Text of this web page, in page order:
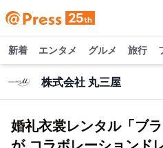
新着 エンタメ グルメ 旅行
株式会社 丸三屋
婚礼衣裳レンタル「ブ